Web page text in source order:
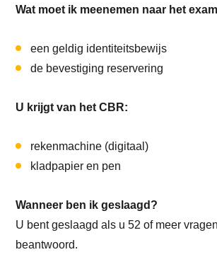
Wat moet ik meenemen naar het
een geldig identiteitsbewijs
de bevestiging reservering
U krijgt van het CBR:
rekenmachine (digitaal)
kladpapier en pen
Wanneer ben ik geslaagd?
U bent geslaagd als u 52 of meer
beantwoord.